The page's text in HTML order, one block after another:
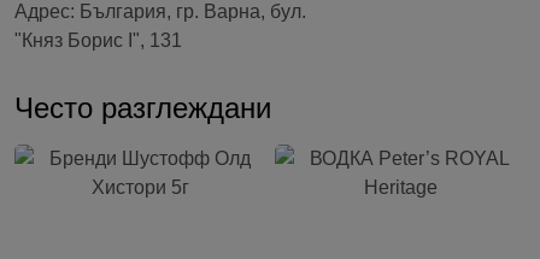
Адрес: България, гр. Варна, бул.
"Княз Борис I", 131
Често разглеждани